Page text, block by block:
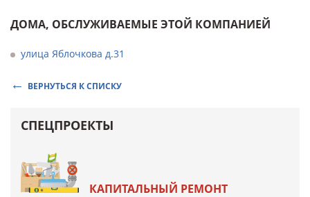
ДОМА, ОБСЛУЖИВАЕМЫЕ ЭТОЙ КОМПАНИЕЙ
улица Яблочкова д.31
ВЕРНУТЬСЯ К СПИСКУ
СПЕЦПРОЕКТЫ
КАПИТАЛЬНЫЙ РЕМОНТ